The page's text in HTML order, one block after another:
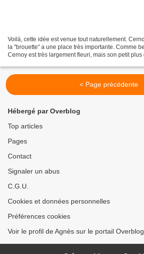
Voilà, cette idée est venue tout naturellement.
la "brouette" a une place très importante. Comme
Cernoy est très largement fleuri, mais son petit plus
< Page précédente
Hébergé par Overblog
Top articles
Pages
Contact
Signaler un abus
C.G.U.
Cookies et données personnelles
Préférences cookies
Voir le profil de Agnès sur le portail Overblog